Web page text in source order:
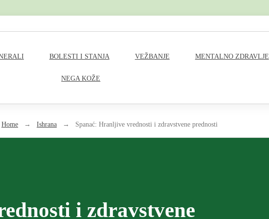
M
a
N
i
BOLESTI I STANJA VEŽBANJE MENTALNO ZDRAVLJE
NEGA KOŽE
Home → Ishrana → Spanać: Hranljive vrednosti i zdravstvene prednosti
i zdravstvene